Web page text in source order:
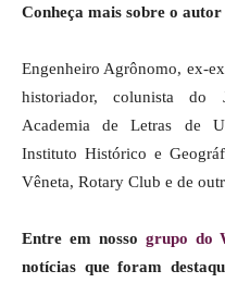
Conheça mais sobre o autor
Engenheiro Agrônomo, ex-
historiador, colunista do
Academia de Letras de
Instituto Histórico e
Vêneta, Rotary Club e de
Entre em nosso grupo do
notícias que foram